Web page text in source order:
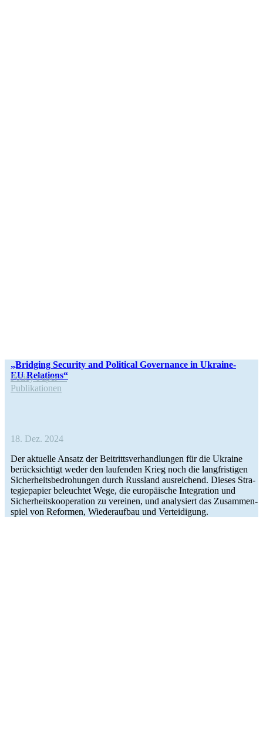
„Bridging Secu­rity and Poli­ti­cal Gover­nance in Ukraine-
EU Relations“
Policy Paper
Publi­ka­tio­nen
18. Dez. 2024
Der aktu­elle Ansatz der Bei­tritts­ver­hand­lun­gen für die Ukraine
berück­sich­tigt weder den lau­fen­den Krieg noch die lang­fris­ti­gen
Sicher­heits­be­dro­hun­gen durch Russ­land aus­rei­chend. Dieses Stra­
te­gie­pa­pier beleuch­tet Wege, die euro­päi­sche Inte­gra­tion und
Sicher­heits­ko­ope­ra­tion zu ver­ei­nen, und ana­ly­siert das Zusam­men­
spiel von Refor­men, Wie­der­auf­bau und Verteidigung.